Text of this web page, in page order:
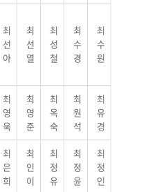
최
선
아
최
선
열
최
성
철
최
수
경
최
수
원
최
영
욱
최
영
준
최
옥
숙
최
원
석
최
유
경
최
은
희
최
인
이
최
정
유
최
정
윤
최
정
인